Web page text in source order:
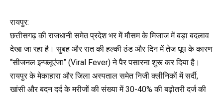
रायपुर:
छत्तीसगढ़ की राजधानी समेत प्रदेश भर में मौसम के मिजाज में बड़ा बदलाव
देखा जा रहा है। सुबह और रात की हल्की ठंड और दिन में तेज धूप के कारण
“सीजनल इन्फ्लूएंजा” (Viral Fever) ने पैर पसारना शुरू कर दिया है।
रायपुर के मेकाहारा और जिला अस्पताल समेत निजी क्लीनिकों में सर्दी,
खांसी और बदन दर्द के मरीजों की संख्या में 30-40% की बढ़ोतरी दर्ज की